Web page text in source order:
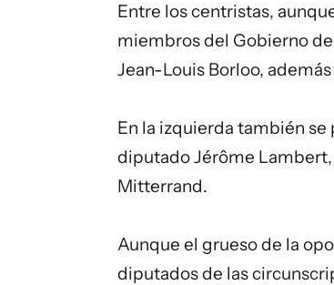
Entre los centristas,
miembros del Gobierno
Jean-Louis Borloo,
En la izquierda también
diputado Jérôme
Mitterrand.
Aunque el grueso de la
diputados de las